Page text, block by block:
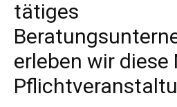
tätiges
erleben wir diese